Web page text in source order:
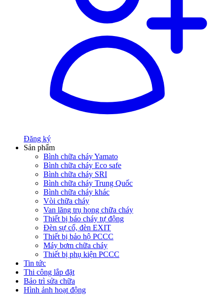
Đăng ký
Sản phẩm
Bình chữa cháy Yamato
Bình chữa cháy Eco safe
Bình chữa cháy SRI
Bình chữa cháy Trung Quốc
Bình chữa cháy khác
Vòi chữa cháy
Van lăng trụ họng chữa cháy
Thiết bị báo cháy tự động
Đèn sự cố, đèn EXIT
Thiết bị bảo hộ PCCC
Máy bơm chữa cháy
Thiết bị phụ kiện PCCC
Tin tức
Thi công lắp đặt
Bảo trì sửa chữa
Hình ảnh hoạt động